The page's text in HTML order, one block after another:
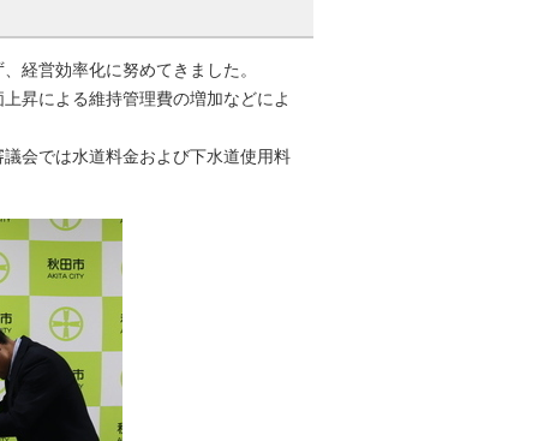
経営効率化に努めてきました。
昇による維持管理費の増加などによ
会では水道料金および下水道使用料